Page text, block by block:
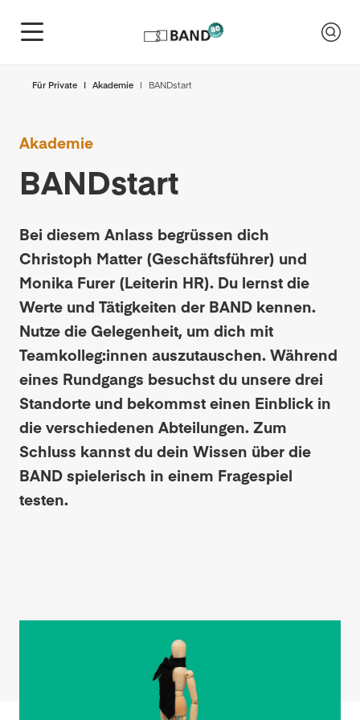
Für Private Akademie BANDstart
Akademie
BANDstart
Bei diesem Anlass begrüssen dich
Christoph Matter (Geschäftsführer) und
Monika Furer (Leiterin HR). Du lernst die
Werte und Tätigkeiten der BAND kennen.
Nutze die Gelegenheit, um dich mit
Teamkolleg:innen auszutauschen. Während
eines Rundgangs besuchst du unsere drei
Standorte und bekommst einen Einblick in
die verschiedenen Abteilungen. Zum
Schluss kannst du dein Wissen über die
BAND spielerisch in einem Fragespiel
testen.